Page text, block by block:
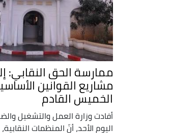
ممارسة الحق النقابي:
مشاريع القوانين
الخميس القادم
أفادت وزارة العمل والتشغيل
اليوم الأحد، أنّ المنظمات